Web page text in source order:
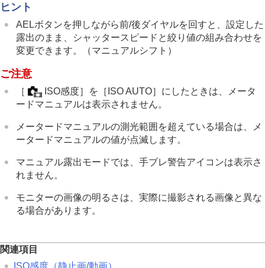
動画を撮影しながら静止画を切り出す
TC/UB設定
外部RAWレコーダーにRAW動画を出力する
画像と音声をライブ配信する
カメラをカスタマイズする
再生する
カメラの設定を変更する
スマートフォンでできること
パソコンでできること
クラウドサービスを利用する
故障かな？と思ったら
ヒント
AELボタンを押しながら前/後ダイヤルを回すと、設定した
露出のまま、シャッタースピードと絞り値の組み合わせを
変更できます。（マニュアルシフト）
ご注意
［ ISO感度］ を ［ISO AUTO］ にしたときは、メータ
ードマニュアルは表示されません。
メータードマニュアルの測光範囲を超えている場合は、メ
ータードマニュアルの値が点滅します。
マニュアル露出モードでは、手ブレ警告アイコンは表示さ
れません。
モニターの画像の明るさは、実際に撮影される画像と異な
る場合があります。
関連項目
ISO感度 （静止画/動画）